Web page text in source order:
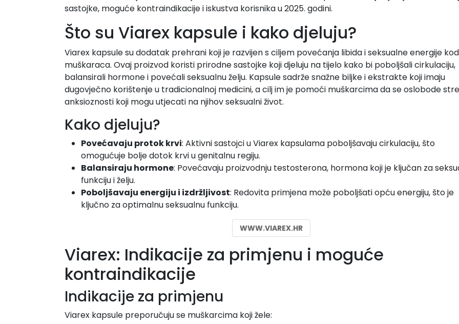
sastojke, moguće kontraindikacije i iskustva korisnika u 2025. godini.
Što su Viarex kapsule i kako djeluju?
Viarex kapsule su dodatak prehrani koji je razvijen s ciljem povećanja libida i seksualne energije kod
muškaraca. Ovaj proizvod koristi prirodne sastojke koji djeluju na tijelo kako bi poboljšali cirkulaciju,
balansirali hormone i povećali seksualnu želju. Kapsule sadrže snažne biljke i ekstrakte koji imaju
dugovječno korištenje u tradicionalnoj medicini, a cilj im je pomoći muškarcima da se oslobode
anksioznosti koji mogu utjecati na njihov seksualni život.
Kako djeluju?
Povećavaju protok krvi: Aktivni sastojci u Viarex kapsulama poboljšavaju cirkulaciju, što
omogućuje bolje dotok krvi u genitalnu regiju.
Balansiraju hormone: Povećavaju proizvodnju testosterona, hormona koji je ključan za
funkciju i želju.
Poboljšavaju energiju i izdržljivost: Redovita primjena može poboljšati opću energiju, što je
ključno za optimalnu seksualnu funkciju.
WWW.VIAREX.HR
Viarex: Indikacije za primjenu i moguće
kontraindikacije
Indikacije za primjenu
Viarex kapsule preporučuju se muškarcima koji žele: